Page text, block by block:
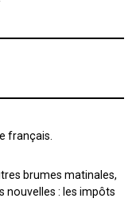
INDIE
METAL
RATTRAPAGE
ROCK
français.
brumes matinales,
nouvelles : les impôts